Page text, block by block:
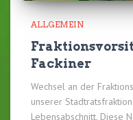
ALLGEMEIN
Fackiner
Wechsel an der
unserer
Lebensabschnitt. Diese